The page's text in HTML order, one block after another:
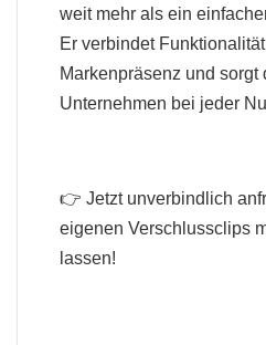
weit mehr als ein
Er verbindet
Markenpräsenz und sorgt
Unternehmen bei jeder
👉 Jetzt unverbindlich
eigenen Verschlussclips
lassen!